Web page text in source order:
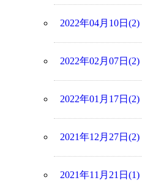
2022年04月10日(2)
2022年02月07日(2)
2022年01月17日(2)
2021年12月27日(2)
2021年11月21日(1)